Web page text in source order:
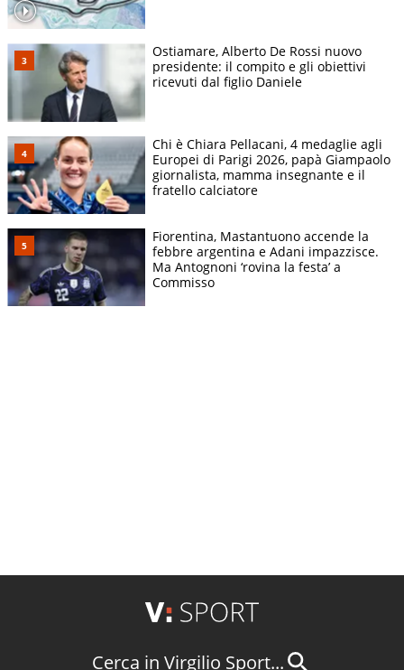
Ostiamare, Alberto De Rossi nuovo
presidente: il compito e gli obiettivi
ricevuti dal figlio Daniele
Chi è Chiara Pellacani, 4 medaglie agli
Europei di Parigi 2026, papà Giampaolo
giornalista, mamma insegnante e il
fratello calciatore
Fiorentina, Mastantuono accende la
febbre argentina e Adani impazzisce.
Ma Antognoni ‘rovina la festa’ a
Commisso
Cerca in Virgilio Sport...